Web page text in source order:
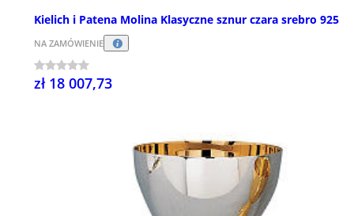
Kielich i Patena Molina Klasyczne sznur czara srebro 925
NA ZAMÓWIENIE
zł 18 007,73